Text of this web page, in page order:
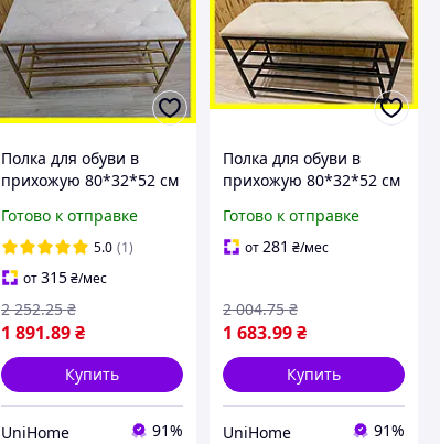
Полка для обуви в
прихожую 80*32*52 см
каркасом, велюровая
банкетка для обуви на
2
Готово к отправке
5.0 (1)
от315 ₴/мес
1 891.89 ₴
2 252.25 ₴
Купить
UniHome 91%
Полка для обуви в
прихожую 80*32*52 см
каркасом, велюровая
банкетка для обуви на
Готово к отправке
от281 ₴/мес
1 683.99₴
2 004.75 ₴
Купить
UniHome 91%